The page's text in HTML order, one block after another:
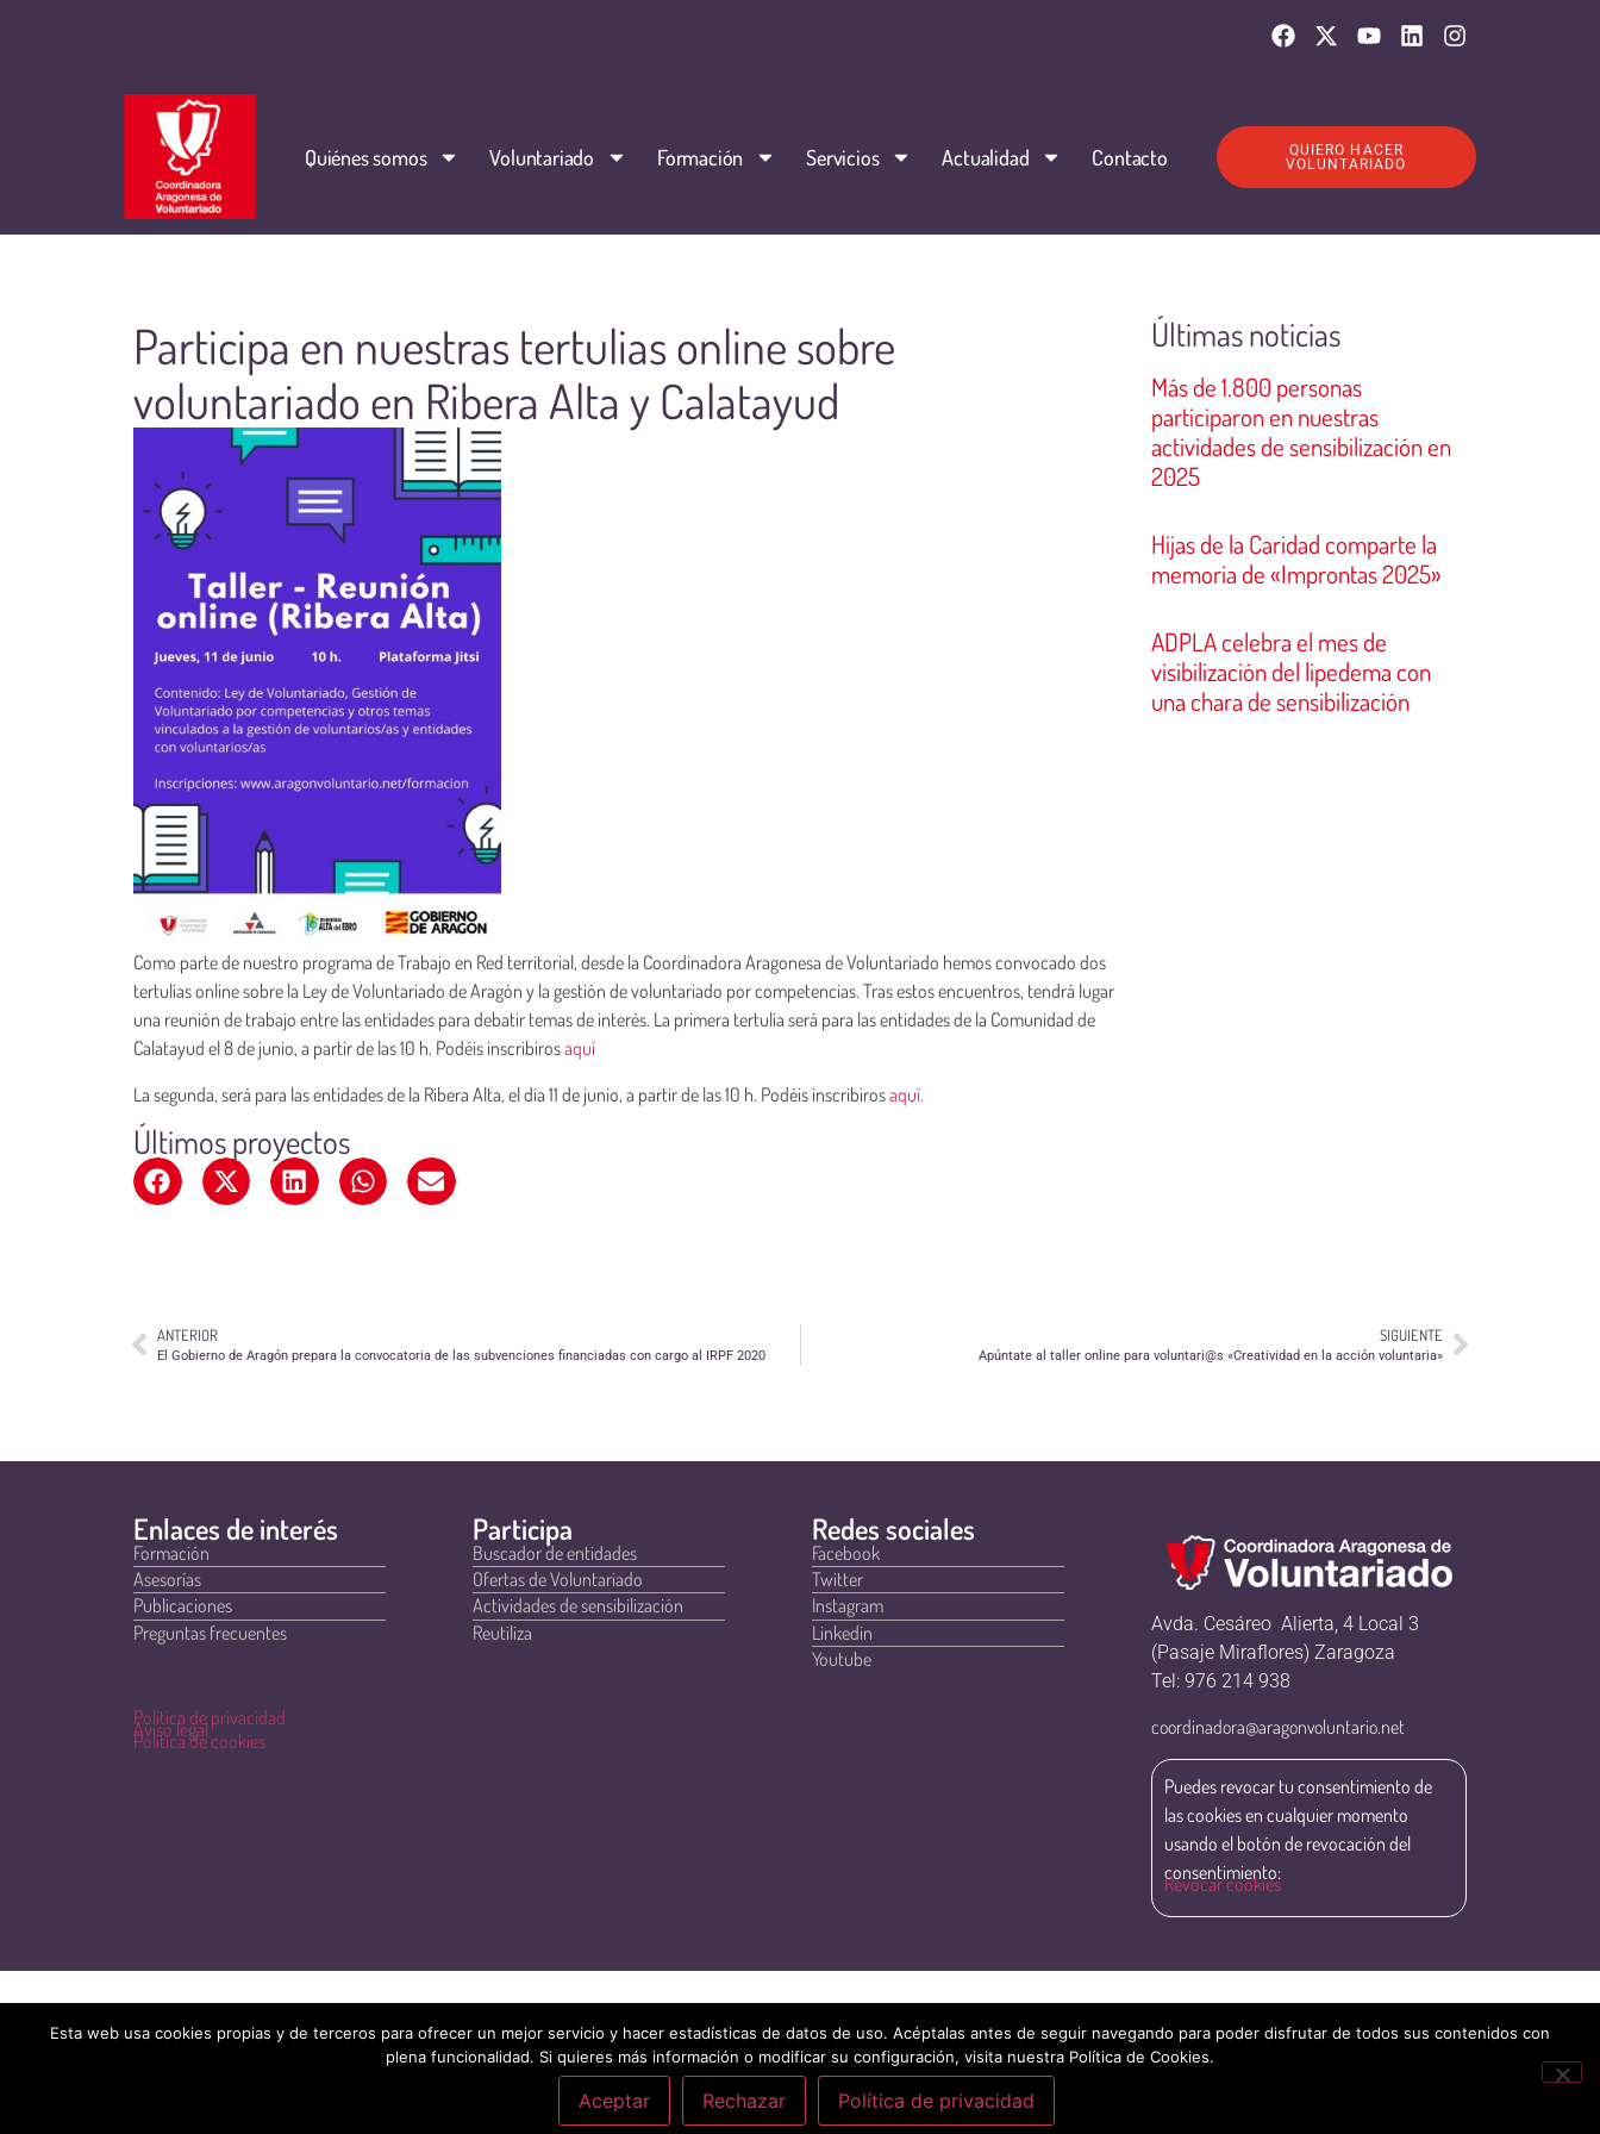
Quiénes somos Voluntariado Formación Servicios Actualidad Contacto
QUIERO HACER
VOLUNTARIADO
Participa en nuestras tertulias online sobre
voluntariado en Ribera Alta y Calatayud
Como parte de nuestro programa de Trabajo en Red territorial, desde la Coordinadora Aragonesa de Voluntariado hemos convocado dos
tertulias online sobre la Ley de Voluntariado de Aragón y la gestión de voluntariado por competencias. Tras estos encuentros, tendrá lugar
una reunión de trabajo entre las entidades para debatir temas de interés. La primera tertulia será para las entidades de la Comunidad de
Calatayud el 8 de junio, a partir de las 10 h. Podéis inscribirosaquí
La segunda, será para las entidades de la Ribera Alta, el día 11 de junio, a partir de las 10 h. Podéis inscribirosaquí.
Últimos proyectos
Últimas noticias
Más de 1.800 personas
participaron en nuestras
actividades de sensibilización en
2025
Hijas de la Caridad comparte la
memoria de «Improntas 2025»
ADPLA celebra el mes de
visibilización del lipedema con
una chara de sensibilización
ANTERIOR
El Gobierno de Aragón prepara la convocatoria de las subvenciones financiadas con cargo al IRPF 2020
SIGUIENTE
Apúntate al taller online para voluntari@s «Creatividad en la acción voluntaria»
Enlaces de interés
Formación
Asesorías
Publicaciones
Preguntas frecuentes
Política de privacidad
Aviso legal
Política de cookies
Participa
Buscador de entidades
Ofertas de Voluntariado
Actividades de sensibilización
Reutiliza
Redes sociales
Facebook
Twitter
Instagram
Linkedin
Youtube
Avda. Cesáreo Alierta, 4 Local 3
(Pasaje Miraflores) Zaragoza
Tel: 976 214 938
coordinadora@aragonvoluntario.net
Puedes revocar tu consentimiento de
las cookies en cualquier momento
usando el botón de revocación del
consentimiento:
Revocar cookies
Esta web usa cookies propias y de terceros para ofrecer un mejor servicio y hacer estadísticas de datos de uso. Acéptalas antes de seguir navegando para poder disfrutar de todos sus contenidos con
plena funcionalidad. Si quieres más información o modificar su configuración, visita nuestra Política de Cookies.
Aceptar Rechazar Política de privacidad